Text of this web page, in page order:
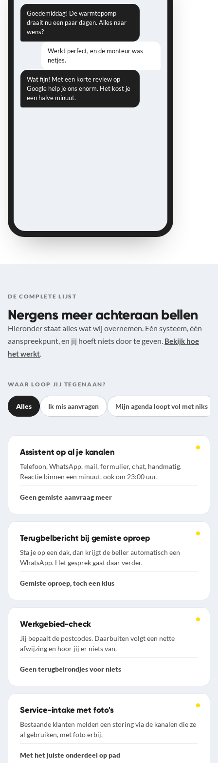
Goedemiddag! De warmtepomp
draait nu een paar dagen. Alles naar
wens?
Werkt perfect, en de monteur was
netjes.
Wat fijn! Met een korte review op
Google help je ons enorm. Het kost je
een halve minuut.
DE COMPLETE LIJST
Nergens meer achteraan bellen
Hieronder staat alles wat wij overnemen. Eén systeem, één
aanspreekpunt, en jij hoeft niets door te geven. Bekijk hoe
het werkt.
WAAR LOOP JIJ TEGENAAN?
Alles Ik mis aanvragen Mijn agenda loopt vol met niks
Assistent op al je kanalen
Telefoon, WhatsApp, mail, formulier, chat, handmatig.
Reactie binnen een minuut, ook om 23:00 uur.
Geen gemiste aanvraag meer
Terugbelbericht bij gemiste oproep
Sta je op een dak, dan krijgt de beller automatisch een
WhatsApp. Het gesprek gaat daar verder.
Gemiste oproep, toch een klus
Werkgebied-check
Jij bepaalt de postcodes. Daarbuiten volgt een nette
afwijzing en hoor jij er niets van.
Geen terugbelrondjes voor niets
Service-intake met foto's
Bestaande klanten melden een storing via de kanalen die ze
al gebruiken, met foto erbij.
Met het juiste onderdeel op pad